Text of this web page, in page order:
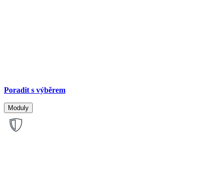
Poradit s výběrem
Moduly